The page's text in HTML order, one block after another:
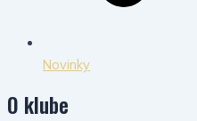
Novinky
O klube